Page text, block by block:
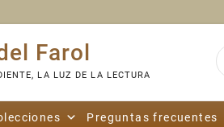
Farol
LA LUZ DE LA LECTURA
Preguntas frecuentes